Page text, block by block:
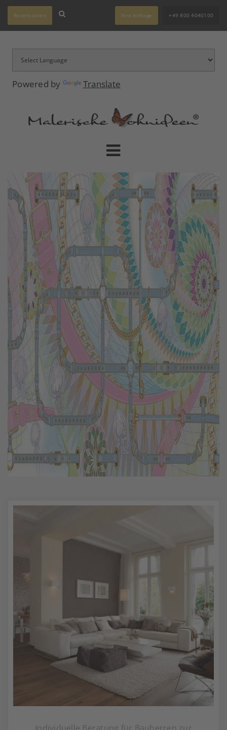
Powered by Translate
Rezensionen Ihre Anfrage +49 800 4040100